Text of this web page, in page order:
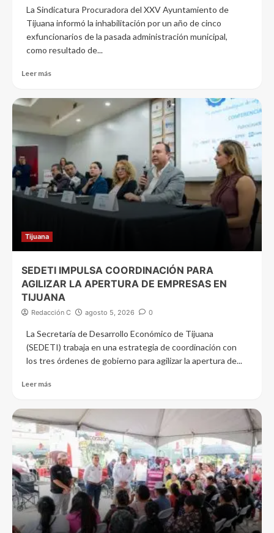
La Sindicatura Procuradora del XXV Ayuntamiento de
Tijuana informó la inhabilitación por un año de cinco
exfuncionarios de la pasada administración municipal,
como resultado de...
Leer más
Tijuana
SEDETI IMPULSA COORDINACIÓN PARA
AGILIZAR LA APERTURA DE EMPRESAS EN
TIJUANA
Redacción C agosto 5, 2026 0
La Secretaría de Desarrollo Económico de Tijuana
(SEDETI) trabaja en una estrategia de coordinación con
los tres órdenes de gobierno para agilizar la apertura de...
Leer más